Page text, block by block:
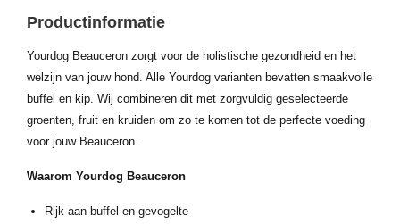
Productinformatie
Yourdog Beauceron zorgt voor de holistische gezondheid en het
welzijn van jouw hond. Alle Yourdog varianten bevatten smaakvolle
buffel en kip. Wij combineren dit met zorgvuldig geselecteerde
groenten, fruit en kruiden om zo te komen tot de perfecte voeding
voor jouw Beauceron.
Waarom Yourdog Beauceron
Rijk aan buffel en gevogelte